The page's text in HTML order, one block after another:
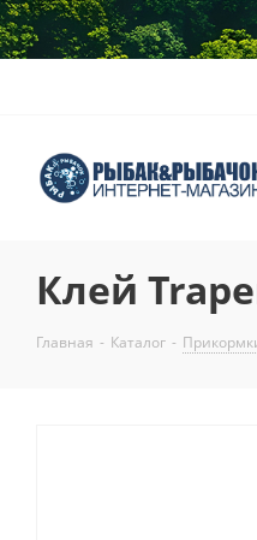
Клей
Главная - Каталог -